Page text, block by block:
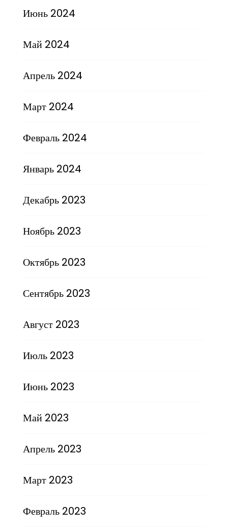
Июнь 2024
Май 2024
Апрель 2024
Март 2024
Февраль 2024
Январь 2024
Декабрь 2023
Ноябрь 2023
Октябрь 2023
Сентябрь 2023
Август 2023
Июль 2023
Июнь 2023
Май 2023
Апрель 2023
Март 2023
Февраль 2023